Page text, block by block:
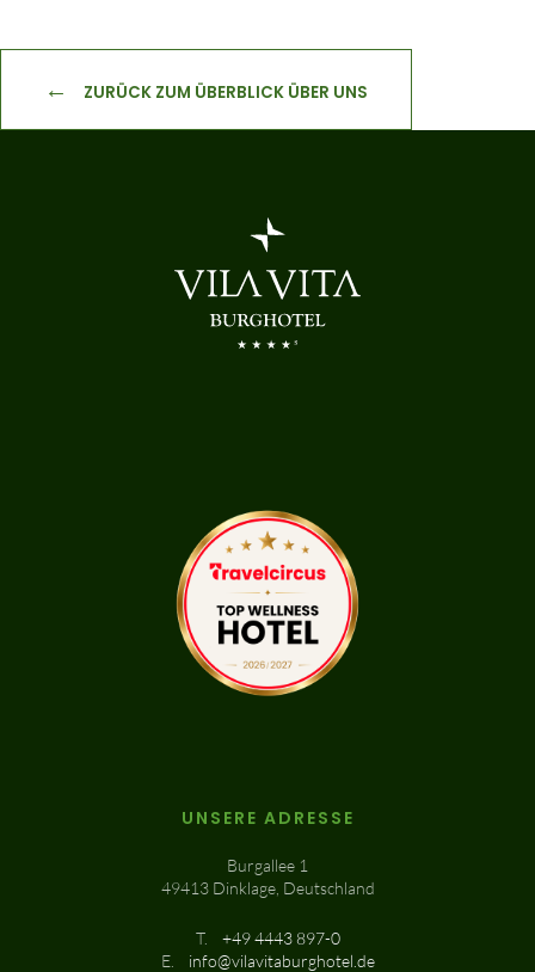
ZURÜCK ZUM ÜBERBLICK ÜBER UNS
UNSERE ADRESSE
Burgallee 1
49413 Dinklage, Deutschland
T.
+49 4443 897-0
E.
info@vilavitaburghotel.de